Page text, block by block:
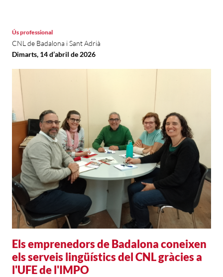
Els emprenedors de Badalona coneixen
els serveis lingüístics del CNL gràcies a
l'UFE de l'IMPO
Ús professional
CNL de Badalona i Sant Adrià
Dimarts, 14 d’abril de 2026